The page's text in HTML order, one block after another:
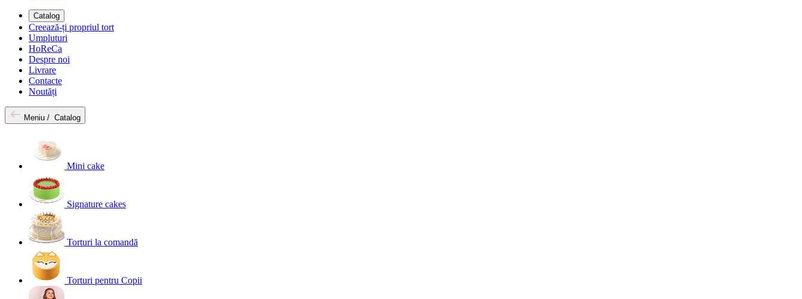
Catalog
Creează-ți propriul tort
Umpluturi
HoReCa
Despre noi
Livrare
Contacte
Noutăți
Meniu / Catalog
Mini cake
Signature cakes
Torturi la comandă
Torturi pentru Copii